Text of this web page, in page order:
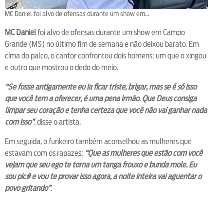
MC Daniel foi alvo de ofensas durante um show em…
MC Danielfoi alvo de ofensas durante um show em Campo
Grande (MS) no último fim de semana e não deixou barato. Em
cima do palco, o cantor confrontou dois homens: um que o xingou
e outro que mostrou o dedo do meio.
“Se fosse antigamente eu ia ficar triste, brigar, mas se é só isso
que você tem a oferecer, é uma pena irmão. Que Deus consiga
limpar seu coração e tenha certeza que você não vai ganhar nada
com isso”, disse o artista.
Em seguida, o funkeiro também aconselhou as mulheres que
estavam com os rapazes: “Que as mulheres que estão com você
vejam que seu ego te torna um tanga frouxo e bunda mole. Eu
sou pic# e vou te provar isso agora, a noite inteira vai aguentar o
povo gritando”.